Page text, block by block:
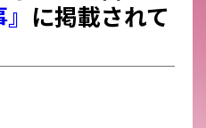
に掲載されて